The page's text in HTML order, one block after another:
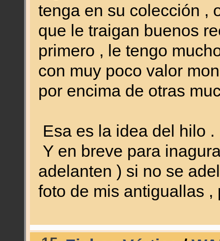
tenga en su colección ,
que le traigan buenos
primero , le tengo
con muy poco valor
por encima de otras
Esa es la idea del hilo .
Y en breve para
adelanten ) si no se
foto de mis antiguallas